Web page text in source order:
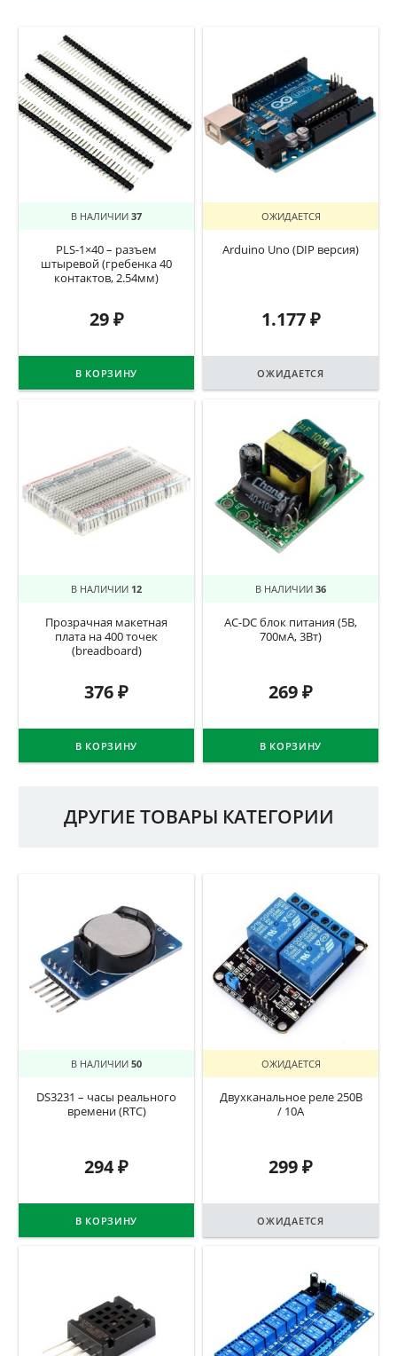
В НАЛИЧИИ 37
PLS-1×40 – разъем
штыревой (гребенка 40
контактов, 2.54мм)
29₽
В КОРЗИНУ
ОЖИДАЕТСЯ
Arduino Uno (DIP версия)
1.177₽
ОЖИДАЕТСЯ
В НАЛИЧИИ 12
Прозрачная макетная
плата на 400 точек
(breadboard)
376₽
В КОРЗИНУ
В НАЛИЧИИ 36
AC-DC блок питания (5В,
700мА, 3Вт)
269₽
В КОРЗИНУ
ДРУГИЕ ТОВАРЫ КАТЕГОРИИ
В НАЛИЧИИ 50
DS3231 – часы реального
времени (RTC)
294₽
В КОРЗИНУ
ОЖИДАЕТСЯ
Двухканальное реле 250В
/ 10А
299₽
ОЖИДАЕТСЯ